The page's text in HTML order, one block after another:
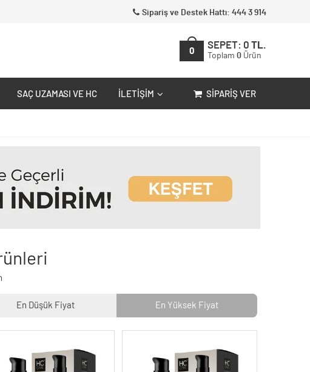
Sipariş ve Destek Hattı: 444 3 914
0
SEPET: 0 TL.
Toplam 0 Ürün
SAÇ UZAMASI VE HC İLETIŞIM SIPARIŞ VER
En Düşük Fiyat En Yüksek Fiyat